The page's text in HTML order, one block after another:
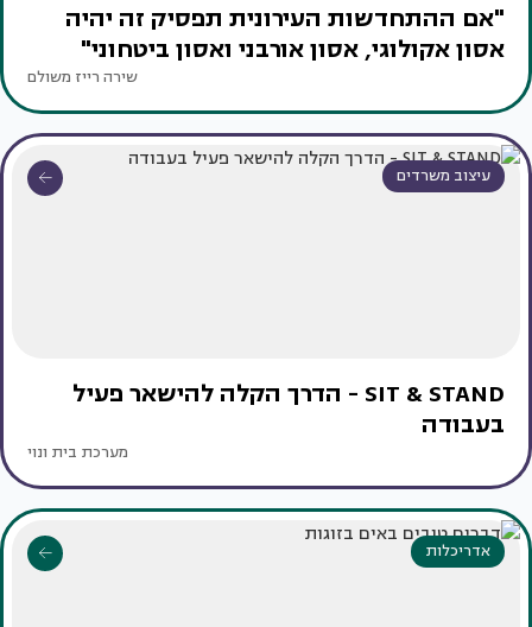
"אם ההתחדשות העירונית תפסיק זה יהיה
אסון אקולוגי, אסון אורבני ואסון ביטחוני"
שירה רייז משולם
עיצוב משרדים
SIT & STAND - הדרך הקלה להישאר פעיל
בעבודה
מערכת בית ונוי
אדריכלות